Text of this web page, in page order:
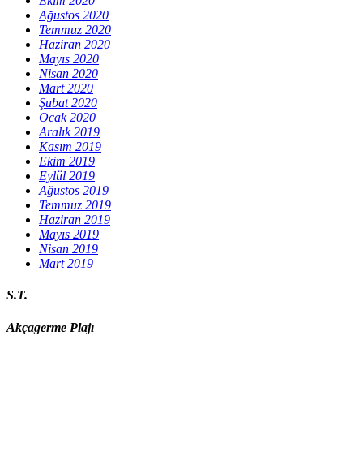
Ağustos 2020
Temmuz 2020
Haziran 2020
Mayıs 2020
Nisan 2020
Mart 2020
Şubat 2020
Ocak 2020
Aralık 2019
Kasım 2019
Ekim 2019
Eylül 2019
Ağustos 2019
Temmuz 2019
Haziran 2019
Mayıs 2019
Nisan 2019
Mart 2019
S.T.
Akçagerme Plajı